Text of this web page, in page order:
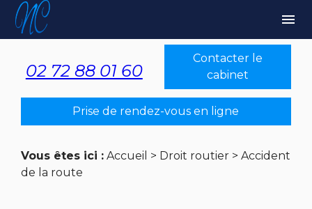
menu
02 72 88 01 60
Contacter le
cabinet
Prise de rendez-vous en ligne
Vous êtes ici : Accueil > Droit routier> Accident
de la route
Panneau de gestion des cookies